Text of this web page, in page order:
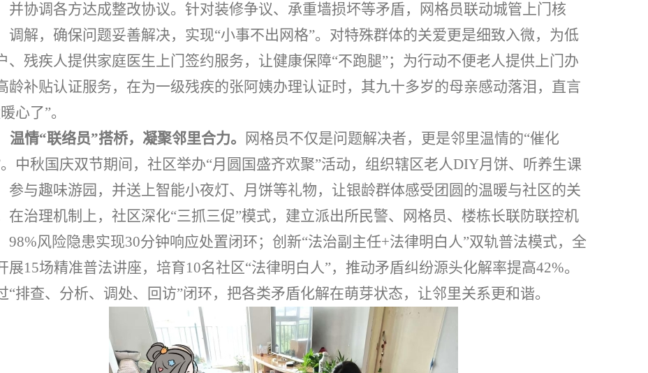
并协调各方达成整改协议。针对装修争议、承重墙损坏等矛盾，网格员联动城管上门核
调解，确保问题妥善解决，实现“小事不出网格”。对特殊群体的关爱更是细致入微，为低
、残疾人提供家庭医生上门签约服务，让健康保障“不跑腿”；为行动不便老人提供上门办
龄补贴认证服务，在为一级残疾的张阿姨办理认证时，其九十多岁的母亲感动落泪，直言
心了”。
温情“联络员”搭桥，凝聚邻里合力。 网格员不仅是问题解决者，更是邻里温情的“催化
中秋国庆双节期间，社区举办“月圆国盛齐欢聚”活动，组织辖区老人DIY月饼、听养生课
参与趣味游园，并送上智能小夜灯、月饼等礼物，让银龄群体感受团圆的温暖与社区的关
在治理机制上，社区深化“三抓三促”模式，建立派出所民警、网格员、楼栋长联防联控机
98%风险隐患实现30分钟响应处置闭环；创新“法治副主任+法律明白人”双轨普法模式，全
展15场精准普法讲座，培育10名社区“法律明白人”，推动矛盾纠纷源头化解率提高42%。
“排查、分析、调处、回访”闭环，把各类矛盾化解在萌芽状态，让邻里关系更和谐。